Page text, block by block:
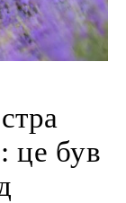
це був